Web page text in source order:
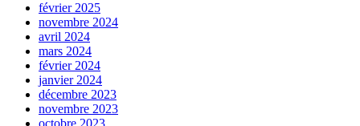
février 2025
novembre 2024
avril 2024
mars 2024
février 2024
janvier 2024
décembre 2023
novembre 2023
octobre 2023